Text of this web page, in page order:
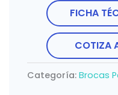
FICHA
COTIZA
Categoría: Brocas